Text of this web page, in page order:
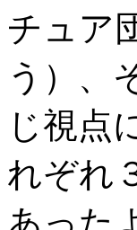
チュア
う）、
じ視点
れぞれ